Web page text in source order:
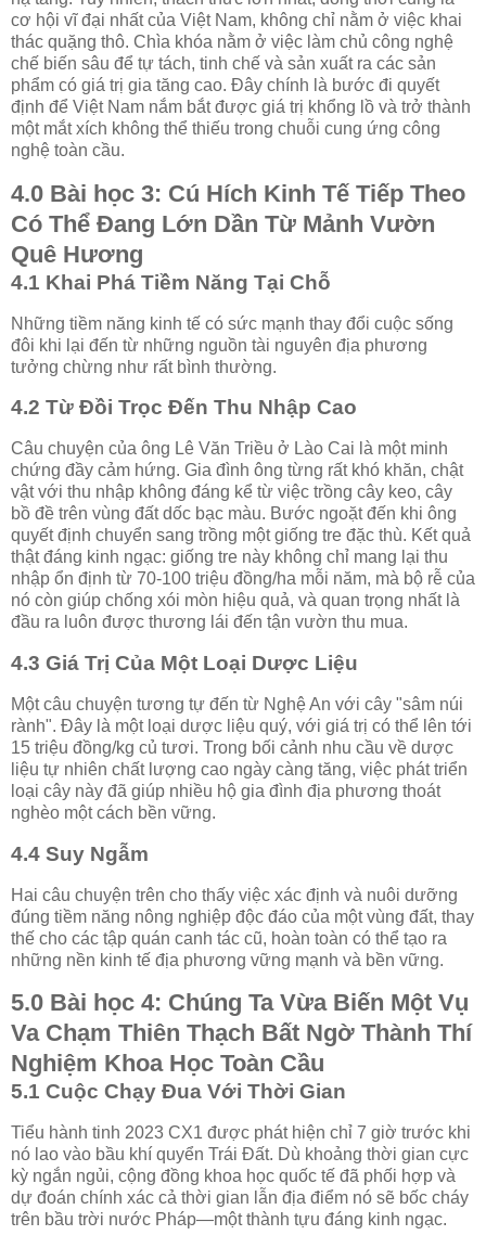
cơ hội vĩ đại nhất của Việt Nam, không chỉ nằm ở việc khai
thác quặng thô. Chìa khóa nằm ở việc làm chủ công nghệ
chế biến sâu để tự tách, tinh chế và sản xuất ra các sản
phẩm có giá trị gia tăng cao. Đây chính là bước đi quyết
định để Việt Nam nắm bắt được giá trị khổng lồ và trở thành
một mắt xích không thể thiếu trong chuỗi cung ứng công
nghệ toàn cầu.
4.0 Bài học 3: Cú Hích Kinh Tế Tiếp Theo
Có Thể Đang Lớn Dần Từ Mảnh Vườn
Quê Hương
4.1 Khai Phá Tiềm Năng Tại Chỗ
Những tiềm năng kinh tế có sức mạnh thay đổi cuộc sống
đôi khi lại đến từ những nguồn tài nguyên địa phương
tưởng chừng như rất bình thường.
4.2 Từ Đồi Trọc Đến Thu Nhập Cao
Câu chuyện của ông Lê Văn Triều ở Lào Cai là một minh
chứng đầy cảm hứng. Gia đình ông từng rất khó khăn, chật
vật với thu nhập không đáng kể từ việc trồng cây keo, cây
bồ đề trên vùng đất dốc bạc màu. Bước ngoặt đến khi ông
quyết định chuyển sang trồng một giống tre đặc thù. Kết quả
thật đáng kinh ngạc: giống tre này không chỉ mang lại thu
nhập ổn định từ 70-100 triệu đồng/ha mỗi năm, mà bộ rễ của
nó còn giúp chống xói mòn hiệu quả, và quan trọng nhất là
đầu ra luôn được thương lái đến tận vườn thu mua.
4.3 Giá Trị Của Một Loại Dược Liệu
Một câu chuyện tương tự đến từ Nghệ An với cây "sâm núi
rành". Đây là một loại dược liệu quý, với giá trị có thể lên tới
15 triệu đồng/kg củ tươi. Trong bối cảnh nhu cầu về dược
liệu tự nhiên chất lượng cao ngày càng tăng, việc phát triển
loại cây này đã giúp nhiều hộ gia đình địa phương thoát
nghèo một cách bền vững.
4.4 Suy Ngẫm
Hai câu chuyện trên cho thấy việc xác định và nuôi dưỡng
đúng tiềm năng nông nghiệp độc đáo của một vùng đất, thay
thế cho các tập quán canh tác cũ, hoàn toàn có thể tạo ra
những nền kinh tế địa phương vững mạnh và bền vững.
5.0 Bài học 4: Chúng Ta Vừa Biến Một Vụ
Va Chạm Thiên Thạch Bất Ngờ Thành Thí
Nghiệm Khoa Học Toàn Cầu
5.1 Cuộc Chạy Đua Với Thời Gian
Tiểu hành tinh 2023 CX1 được phát hiện chỉ 7 giờ trước khi
nó lao vào bầu khí quyển Trái Đất. Dù khoảng thời gian cực
kỳ ngắn ngủi, cộng đồng khoa học quốc tế đã phối hợp và
dự đoán chính xác cả thời gian lẫn địa điểm nó sẽ bốc cháy
trên bầu trời nước Pháp—một thành tựu đáng kinh ngạc.